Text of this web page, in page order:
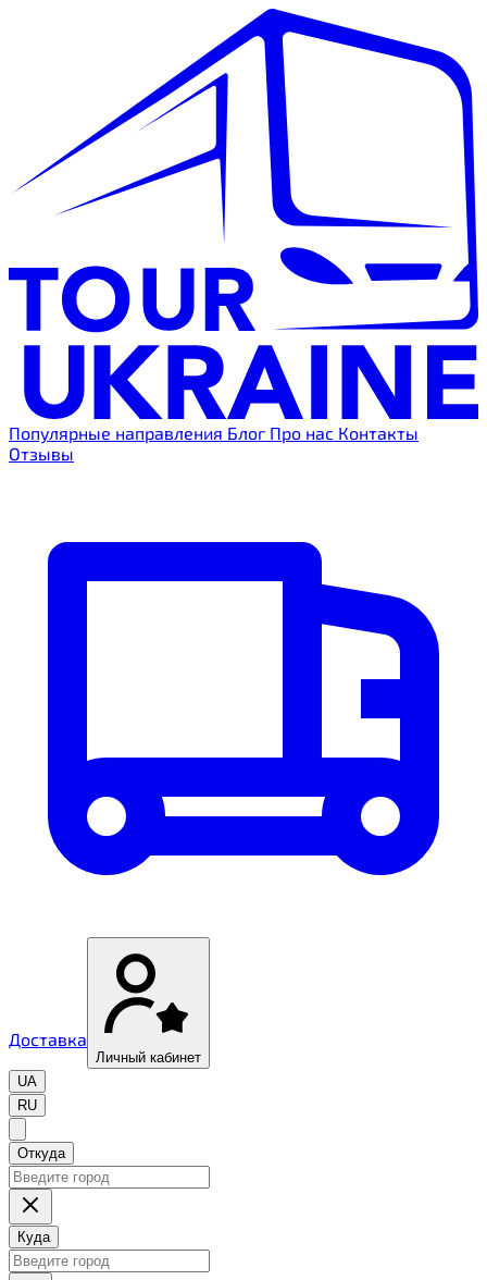
Популярные направления Блог Про нас Контакты
Отзывы
Доставка
Личный кабинет
UA
RU
Откуда
Куда